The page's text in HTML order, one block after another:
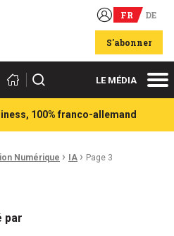
FR DE
S'abonner
Rechercher LE MÉDIA
100% franco-allemand
Numérique › IA › Page 3
par